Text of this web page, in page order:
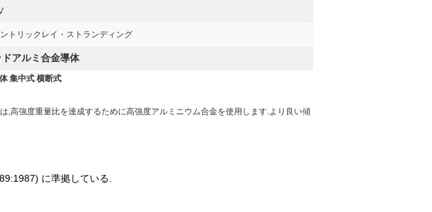
トリックレイ・ストランディング
アルミ合金導体
集中式 横断式
高強度重量比を達成するために高強度アルミニウム合金を使用します.より良い傾
に準拠している.